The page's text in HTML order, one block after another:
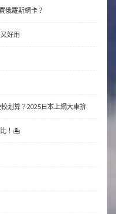
俄羅斯網卡？
好用
划算？2025日本上網大車拚
比！🏝